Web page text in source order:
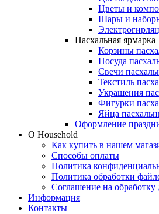
Цветы и
Шары и
Пасхальная ярмарка
Корзины
Посуда
Свечи
Текстиль
Украшения
Фигурки
Яйца
Оформление
О Household
Как купить в нашем
Способы оплаты
Политика
Политика обработки
Соглашение на
Информация
Контакты